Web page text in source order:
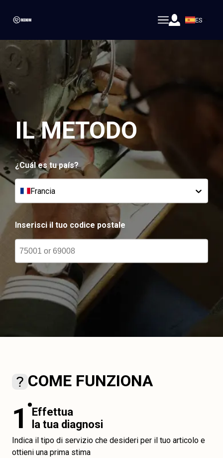
ES
IL METODO
¿Cuál es tu país?
Francia
Inserisci il tuo codice postale
COME FUNZIONA
1
Effettua
la tua diagnosi
Indica il tipo di servizio che desideri per il tuo articolo e
ottieni una prima stima